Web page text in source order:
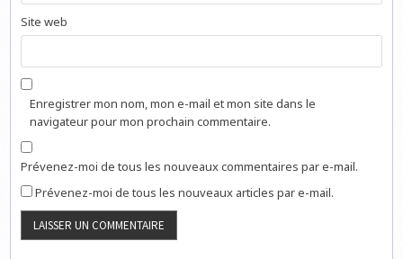
Site web
Enregistrer mon nom, mon e-mail et mon site dans le
navigateur pour mon prochain commentaire.
Prévenez-moi de tous les nouveaux commentaires par e-mail.
Prévenez-moi de tous les nouveaux articles par e-mail.